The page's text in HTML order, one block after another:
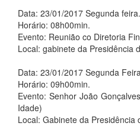
Data: 23/01/2017 Segunda feira.
Horário: 08h00min.
Evento: Reunião co Diretoria
Local: gabinete da Presidência
Data: 23/01/2017 Segunda
Horário: 09h00min.
Evento: Senhor João
Idade)
Local: Gabinete da Presidência